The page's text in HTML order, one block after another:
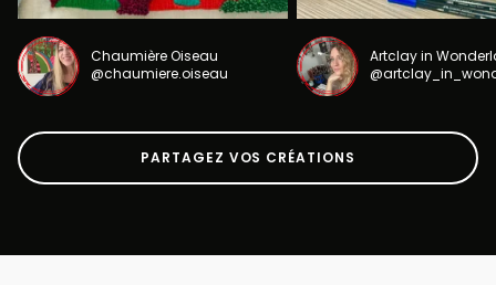
Chaumière Oiseau
@chaumiere.oiseau
Artclay in
PARTAGEZ VOS CRÉATIONS